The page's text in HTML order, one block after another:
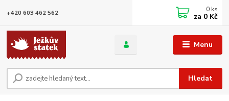
Menu
Hledat
+420 603 462 562 0 ks
za 0 Kč